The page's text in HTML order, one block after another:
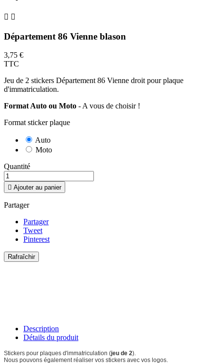
 
Département 86 Vienne blason
3,75 €
TTC
Jeu de 2 stickers Département 86 Vienne droit pour plaque
d'immatriculation.
Format Auto ou Moto - A vous de choisir !
Format sticker plaque
Auto
Moto
Quantité
 Ajouter au panier
Partager
Partager
Tweet
Pinterest
Description
Détails du produit
Stickers pour plaques d'immatriculation (jeu de 2).
Nous pouvons également réaliser vos stickers avec vos logos.